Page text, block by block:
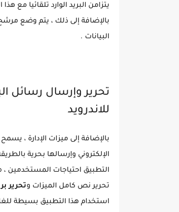
يتزامن البريد الوارد تلقائيا مع
بالإضافة إلى ذلك ، يتم وضع
البيانات .
تحرير وإرسال رسائل
للاندرويد
بالإضافة إلى ميزات الإدارة ، يسمح
الإلكتروني وإرسالها بحرية
التطبيق احتياجات المستخدمين ،
تحرير نص كامل الميزات وتحرير
استخدام هذا التطبيق بسيطة